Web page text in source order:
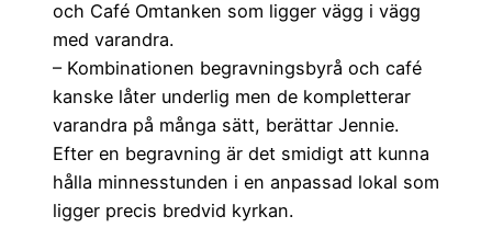
och Café Omtanken som ligger vägg i vägg
med varandra.
– Kombinationen begravningsbyrå och café
kanske låter underlig men de kompletterar
varandra på många sätt, berättar Jennie.
Efter en begravning är det smidigt att kunna
hålla minnesstunden i en anpassad lokal som
ligger precis bredvid kyrkan.